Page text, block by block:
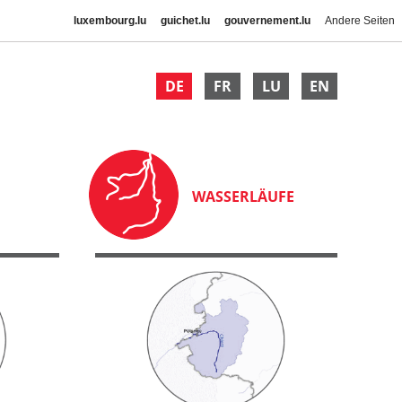
luxembourg.lu guichet.lu gouvernement.lu Andere Seiten
DE FR LU EN
WASSERLÄUFE